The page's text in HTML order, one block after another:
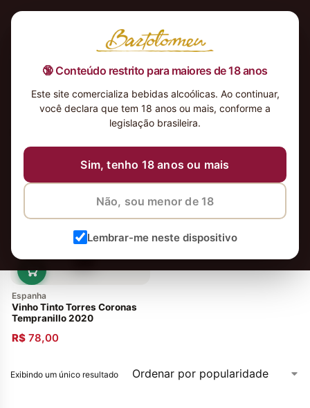
🔞 Conteúdo restrito para maiores de 18 anos
Este site comercializa bebidas alcoólicas. Ao continuar,
você declara que tem 18 anos ou mais, conforme a
legislação brasileira.
Sim, tenho 18 anos ou mais
Não, sou menor de 18
Lembrar-me neste dispositivo
Espanha
Vinho Tinto Torres Coronas
Tempranillo 2020
R$ 78,00
Exibindo um único resultado